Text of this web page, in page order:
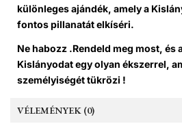
különleges ajándék, amely a
fontos pillanatát elkíséri.
Ne habozz .Rendeld meg most, és
Kislányodat egy olyan ékszerrel,
személyiségét tükrözi !
VÉLEMÉNYEK (0)